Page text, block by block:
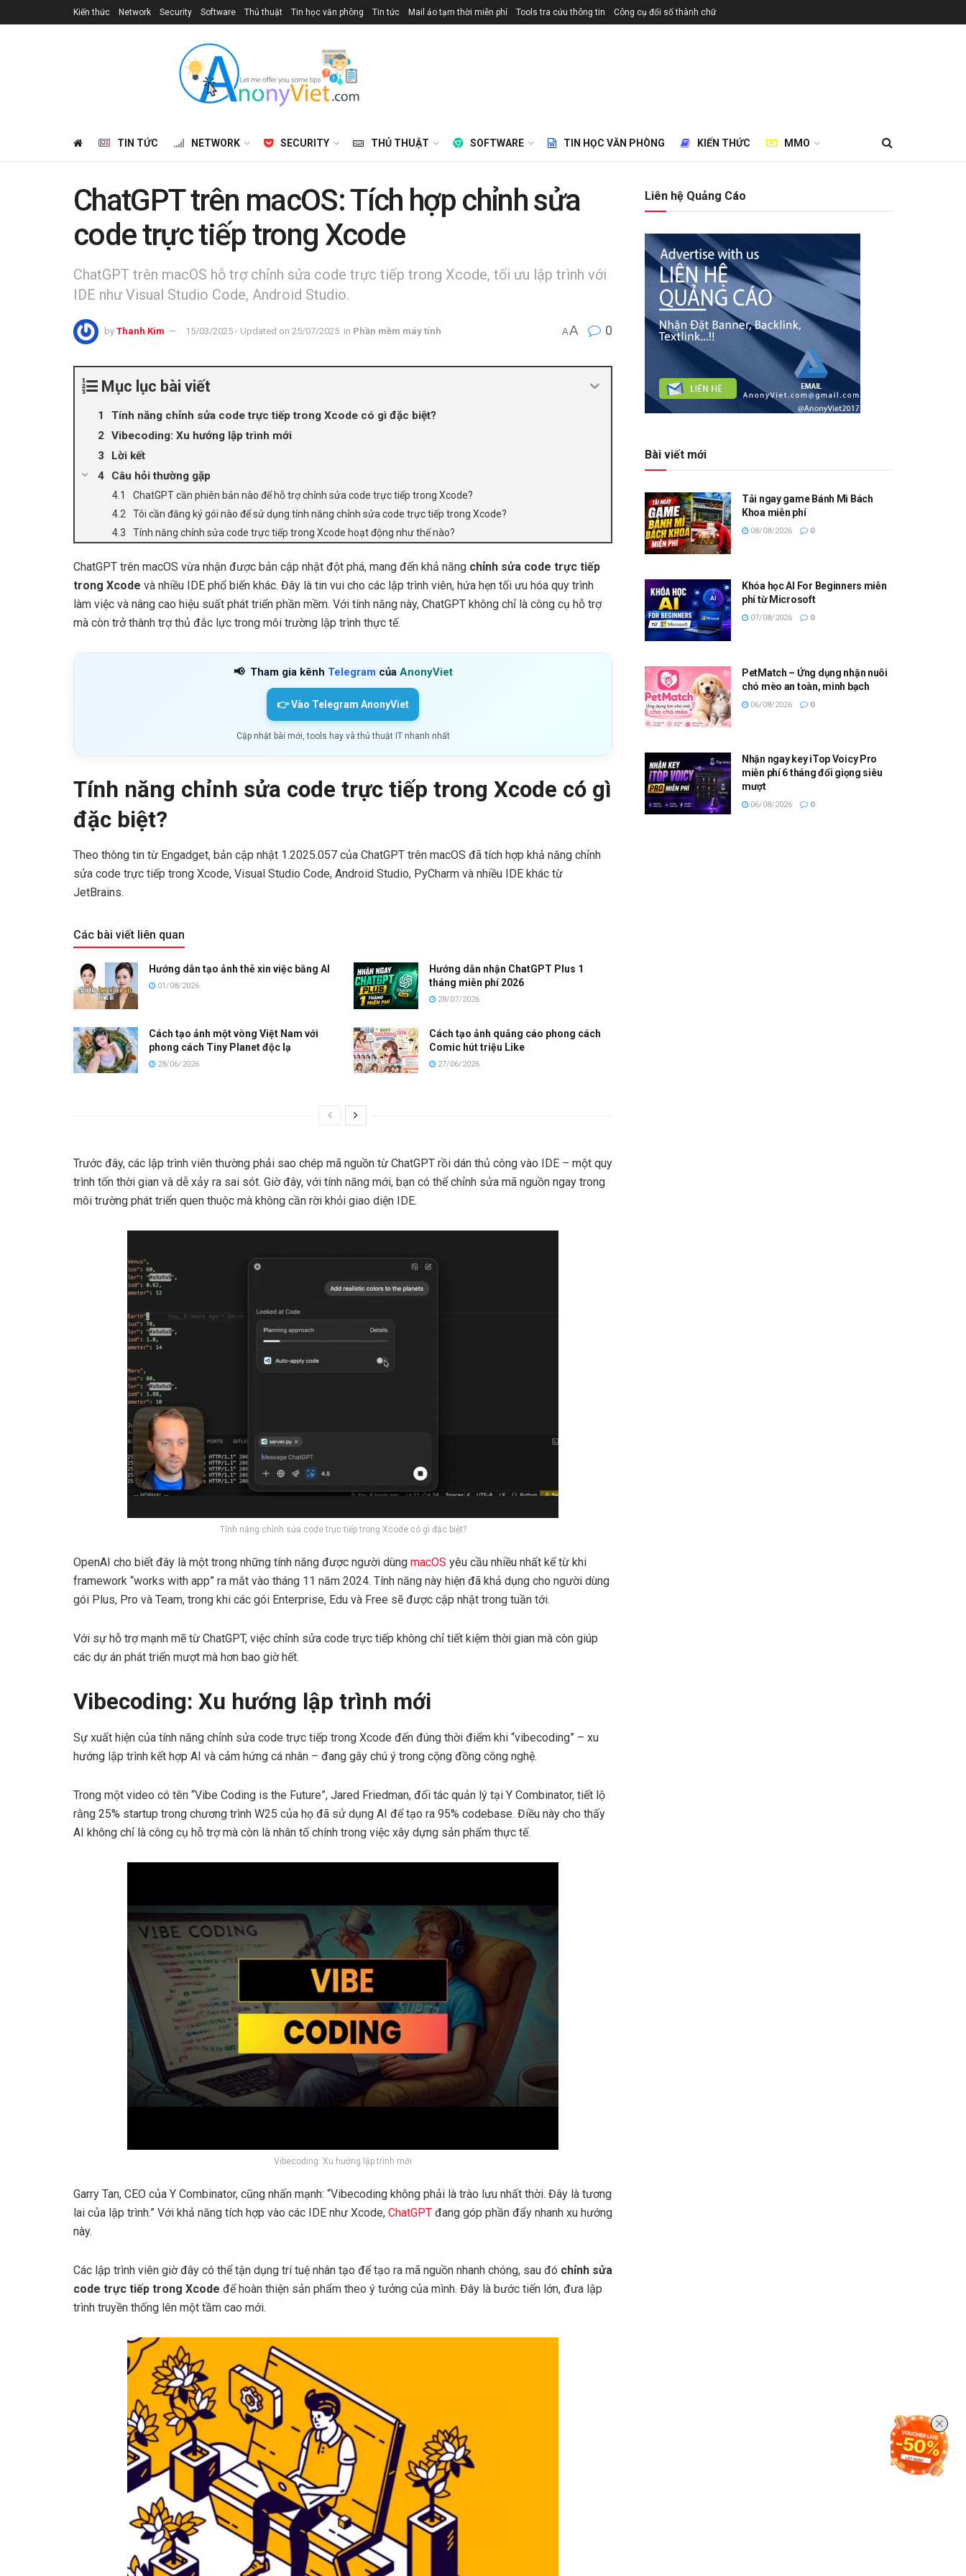
Kiến thức Network Security Software Thủ thuật Tin học văn phòng Tin tức Mail ảo tạm thời miễn phí Tools tra cứu thông tin Công cụ đổi số thành chữ
TIN TỨC NETWORK SECURITY THỦ THUẬT SOFTWARE TIN HỌC VĂN PHÒNG KIẾN THỨC MMO
ChatGPT trên macOS: Tích hợp chỉnh sửa
code trực tiếp trong Xcode
ChatGPT trên macOS hỗ trợ chỉnh sửa code trực tiếp trong Xcode, tối ưu lập trình với
IDE như Visual Studio Code, Android Studio.
by Thanh Kim 15/03/2025 - Updated on 25/07/2025 in Phần mềm máy tính AA 0
Mục lục bài viết
Tính năng chỉnh sửa code trực tiếp trong Xcode có gì đặc biệt?
Vibecoding: Xu hướng lập trình mới
Lời kết
Câu hỏi thường gặp
ChatGPT cần phiên bản nào để hỗ trợ chỉnh sửa code trực tiếp trong Xcode?
Tôi cần đăng ký gói nào để sử dụng tính năng chỉnh sửa code trực tiếp trong Xcode?
Tính năng chỉnh sửa code trực tiếp trong Xcode hoạt động như thế nào?
ChatGPT trên macOS vừa nhận được bản cập nhật đột phá, mang đến khả năng chỉnh sửa code trực tiếp
trong Xcode và nhiều IDE phổ biến khác. Đây là tin vui cho các lập trình viên, hứa hẹn tối ưu hóa quy trình
làm việc và nâng cao hiệu suất phát triển phần mềm. Với tính năng này, ChatGPT không chỉ là công cụ hỗ trợ
mà còn trở thành trợ thủ đắc lực trong môi trường lập trình thực tế.
📢 Tham gia kênh Telegram của AnonyViet
👉 Vào Telegram AnonyViet
Cập nhật bài mới, tools hay và thủ thuật IT nhanh nhất
Tính năng chỉnh sửa code trực tiếp trong Xcode có gì
đặc biệt?
Theo thông tin từ Engadget, bản cập nhật 1.2025.057 của ChatGPT trên macOS đã tích hợp khả năng chỉnh
sửa code trực tiếp trong Xcode, Visual Studio Code, Android Studio, PyCharm và nhiều IDE khác từ
JetBrains.
Các bài viết liên quan
Hướng dẫn tạo ảnh thẻ xin việc bằng AI
01/08/2026
Hướng dẫn nhận ChatGPT Plus 1
tháng miễn phí 2026
28/07/2026
Cách tạo ảnh một vòng Việt Nam với
phong cách Tiny Planet độc lạ
28/06/2026
Cách tạo ảnh quảng cáo phong cách
Comic hút triệu Like
27/06/2026
Trước đây, các lập trình viên thường phải sao chép mã nguồn từ ChatGPT rồi dán thủ công vào IDE – một quy
trình tốn thời gian và dễ xảy ra sai sót. Giờ đây, với tính năng mới, bạn có thể chỉnh sửa mã nguồn ngay trong
môi trường phát triển quen thuộc mà không cần rời khỏi giao diện IDE.
Tính năng chỉnh sửa code trực tiếp trong Xcode có gì đặc biệt?
OpenAI cho biết đây là một trong những tính năng được người dùng macOS yêu cầu nhiều nhất kể từ khi
framework “works with app” ra mắt vào tháng 11 năm 2024. Tính năng này hiện đã khả dụng cho người dùng
gói Plus, Pro và Team, trong khi các gói Enterprise, Edu và Free sẽ được cập nhật trong tuần tới.
Với sự hỗ trợ mạnh mẽ từ ChatGPT, việc chỉnh sửa code trực tiếp không chỉ tiết kiệm thời gian mà còn giúp
các dự án phát triển mượt mà hơn bao giờ hết.
Vibecoding: Xu hướng lập trình mới
Sự xuất hiện của tính năng chỉnh sửa code trực tiếp trong Xcode đến đúng thời điểm khi “vibecoding” – xu
hướng lập trình kết hợp AI và cảm hứng cá nhân – đang gây chú ý trong cộng đồng công nghệ.
Trong một video có tên “Vibe Coding is the Future”, Jared Friedman, đối tác quản lý tại Y Combinator, tiết lộ
rằng 25% startup trong chương trình W25 của họ đã sử dụng AI để tạo ra 95% codebase. Điều này cho thấy
AI không chỉ là công cụ hỗ trợ mà còn là nhân tố chính trong việc xây dựng sản phẩm thực tế.
Vibecoding: Xu hướng lập trình mới
Garry Tan, CEO của Y Combinator, cũng nhấn mạnh: “Vibecoding không phải là trào lưu nhất thời. Đây là tương
lai của lập trình.” Với khả năng tích hợp vào các IDE như Xcode, ChatGPT đang góp phần đẩy nhanh xu hướng
này.
Các lập trình viên giờ đây có thể tận dụng trí tuệ nhân tạo để tạo ra mã nguồn nhanh chóng, sau đó chỉnh sửa
code trực tiếp trong Xcode để hoàn thiện sản phẩm theo ý tưởng của mình. Đây là bước tiến lớn, đưa lập
trình truyền thống lên một tầm cao mới.
Liên hệ Quảng Cáo
Bài viết mới
Tải ngay game Bánh Mì Bách
Khoa miễn phí
08/08/2026 0
Khóa học AI For Beginners miễn
phí từ Microsoft
07/08/2026 0
PetMatch – Ứng dụng nhận nuôi
chó mèo an toàn, minh bạch
06/08/2026 0
Nhận ngay key iTop Voicy Pro
miễn phí 6 tháng đổi giọng siêu
mượt
06/08/2026 0